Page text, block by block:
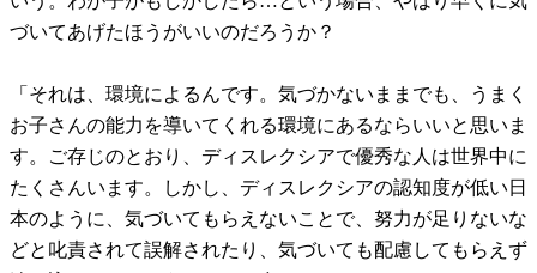
づいてあげたほうがいいのだろうか？
「それは、環境によるんです。気づかないままでも、うまく
お子さんの能力を導いてくれる環境にあるならいいと思いま
す。ご存じのとおり、ディスレクシアで優秀な人は世界中に
たくさんいます。しかし、ディスレクシアの認知度が低い日
本のように、気づいてもらえないことで、努力が足りないな
どと叱責されて誤解されたり、気づいても配慮してもらえず